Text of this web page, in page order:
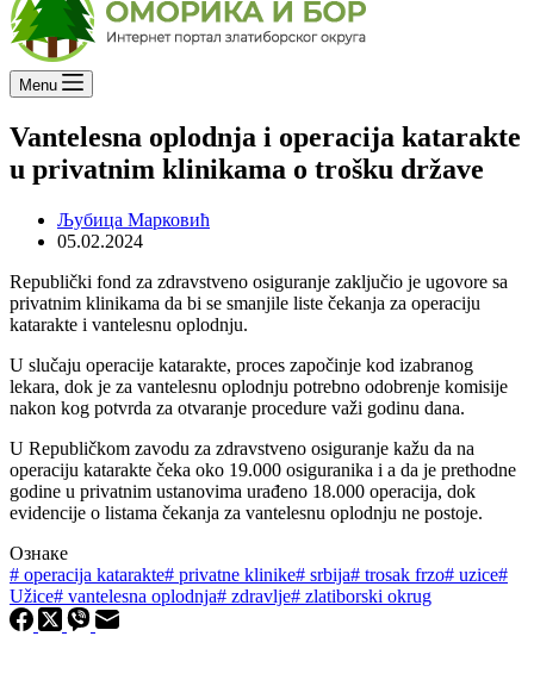
Menu
Vantelesna oplodnja i operacija katarakte
u privatnim klinikama o trošku države
Љубица Марковић
05.02.2024
Republički fond za zdravstveno osiguranje zaključio je ugovore sa
privatnim klinikama da bi se smanjile liste čekanja za operaciju
katarakte i vantelesnu oplodnju.
U slučaju operacije katarakte, proces započinje kod izabranog
lekara, dok je za vantelesnu oplodnju potrebno odobrenje komisije
nakon kog potvrda za otvaranje procedure važi godinu dana.
U Republičkom zavodu za zdravstveno osiguranje kažu da na
operaciju katarakte čeka oko 19.000 osiguranika i a da je prethodne
godine u privatnim ustanovima urađeno 18.000 operacija, dok
evidencije o listama čekanja za vantelesnu oplodnju ne postoje.
Ознаке
# operacija katarakte# privatne klinike# srbija# trosak frzo# uzice#
Užice# vantelesna oplodnja# zdravlje# zlatiborski okrug